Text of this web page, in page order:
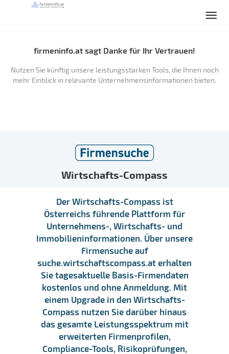
firmeninfo.at sagt Danke für Ihr Vertrauen!
Nutzen Sie künftig unsere leistungsstarken Tools, die Ihnen noch
mehr Einblick in relevante Unternehmensinformationen bieten.
Wirtschafts-Compass
Der Wirtschafts-Compass ist
Österreichs führende Plattform für
Unternehmens-, Wirtschafts- und
Immobilieninformationen. Über unsere
Firmensuche auf
suche.wirtschaftscompass.at erhalten
Sie tagesaktuelle Basis-Firmendaten
kostenlos und ohne Anmeldung. Mit
einem Upgrade in den Wirtschafts-
Compass nutzen Sie darüber hinaus
das gesamte Leistungsspektrum mit
erweiterten Firmenprofilen,
Compliance-Tools, Risikoprüfungen,